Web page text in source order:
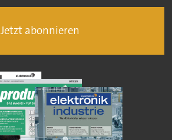
Jetzt abonnieren